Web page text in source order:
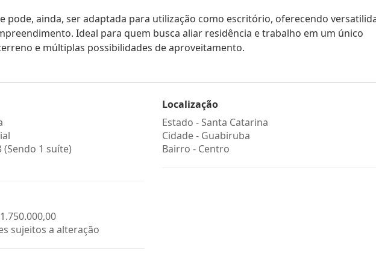
pode, ainda, ser adaptada para utilização como escritório, oferecendo
Ideal para quem busca aliar residência e trabalho em um único
e múltiplas possibilidades de aproveitamento.
1 suíte)
sujeitos a alteração
Localização
Estado -Santa Catarina
Cidade - Guabiruba
Bairro - Centro